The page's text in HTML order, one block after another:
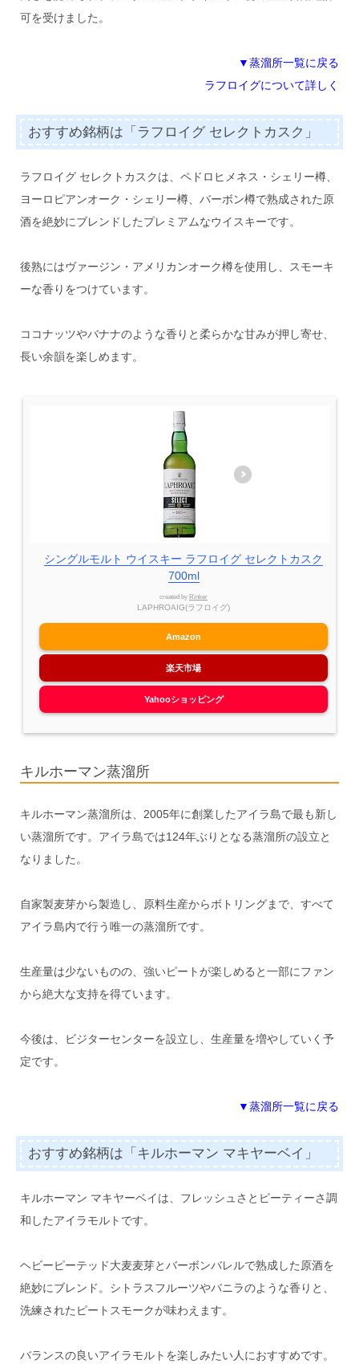
可を受けました。
▼蒸溜所一覧に戻る
ラフロイグについて詳しく
おすすめ銘柄は「ラフロイグ セレクトカスク」
ラフロイグ セレクトカスクは、ペドロヒメネス・シェリー樽、
ヨーロピアンオーク・シェリー樽、バーボン樽で熟成された原
酒を絶妙にブレンドしたプレミアムなウイスキーです。
後熟にはヴァージン・アメリカンオーク樽を使用し、スモーキ
ーな香りをつけています。
ココナッツやバナナのような香りと柔らかな甘みが押し寄せ、
長い余韻を楽しめます。
シングルモルト ウイスキー ラフロイグ セレクトカスク
700ml
created by Rinker
LAPHROAIG(ラフロイグ)
Amazon
楽天市場
Yahooショッピング
キルホーマン蒸溜所
キルホーマン蒸溜所は、2005年に創業したアイラ島で最も新し
い蒸溜所です。アイラ島では124年ぶりとなる蒸溜所の設立と
なりました。
自家製麦芽から製造し、原料生産からボトリングまで、すべて
アイラ島内で行う唯一の蒸溜所です。
生産量は少ないものの、強いピートが楽しめると一部にファン
から絶大な支持を得ています。
今後は、ビジターセンターを設立し、生産量を増やしていく予
定です。
▼蒸溜所一覧に戻る
おすすめ銘柄は「キルホーマン マキヤーベイ」
キルホーマン マキヤーベイは、フレッシュさとピーティーさ調
和したアイラモルトです。
ヘビーピーテッド大麦麦芽とバーボンバレルで熟成した原酒を
絶妙にブレンド。シトラスフルーツやバニラのような香りと、
洗練されたピートスモークが味わえます。
バランスの良いアイラモルトを楽しみたい人におすすめです。